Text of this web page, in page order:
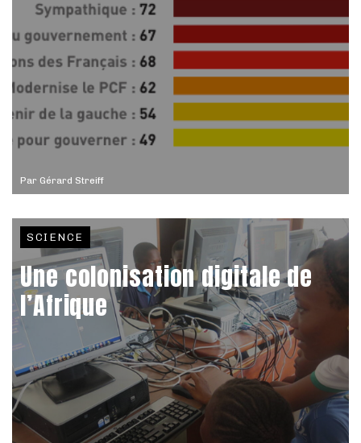
Par Gérard Streiff
SCIENCE
Une colonisation digitale de
l’Afrique